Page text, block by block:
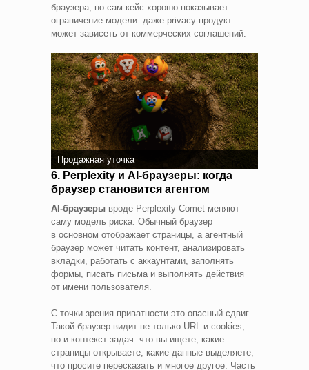
браузера, но сам кейс хорошо показывает
ограничение модели: даже privacy‑продукт
может зависеть от коммерческих соглашений.
Продажная уточка
6. Perplexity и AI‑браузеры: когда
браузер становится агентом
AI‑браузеры вроде Perplexity Comet меняют
саму модель риска. Обычный браузер
в основном отображает страницы, а агентный
браузер может читать контент, анализировать
вкладки, работать с аккаунтами, заполнять
формы, писать письма и выполнять действия
от имени пользователя.
С точки зрения приватности это опасный сдвиг.
Такой браузер видит не только URL и cookies,
но и контекст задач: что вы ищете, какие
страницы открываете, какие данные выделяете,
что просите пересказать и многое другое. Часть